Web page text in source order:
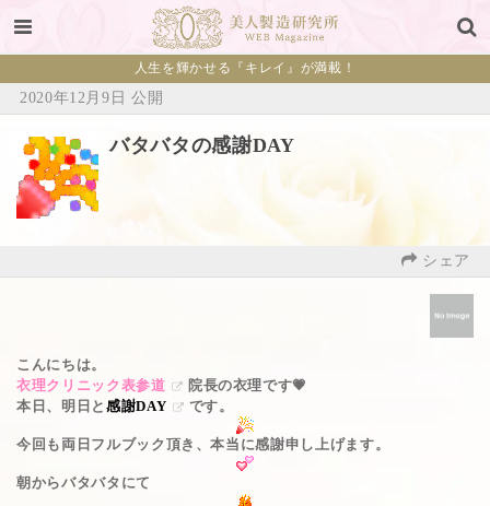
人生を輝かせる『キレイ』が満載！
2020年12月9日 公開
バタバタの感謝DAY
シェア
こんにちは。
衣理クリニック表参道
院長の衣理です💗
本日、明日と 感謝DAY です。
今回も両日フルブック頂き、本当に感謝申し上げます。
朝からバタバタにて